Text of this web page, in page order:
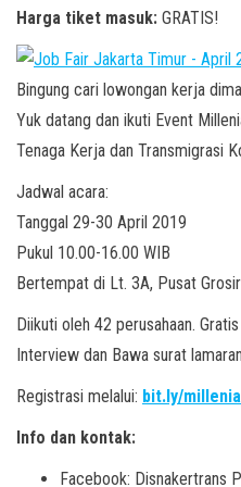
Harga tiket masuk: GRATIS!
Bingung cari lowongan kerja
Yuk datang dan ikuti Event
Tenaga Kerja dan Transmigrasi
Jadwal acara:
Tanggal 29-30 April 2019
Pukul 10.00-16.00 WIB
Bertempat di Lt. 3A, Pusat
Diikuti oleh 42 perusahaan.
Interview dan Bawa surat
Registrasi melalui: bit.ly/
Info dan kontak:
Facebook: Disnakertrans